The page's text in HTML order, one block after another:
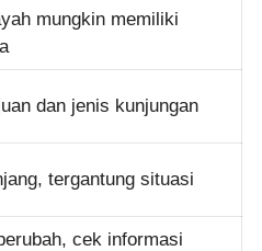
mungkin memiliki
dan jenis kunjungan
tergantung situasi
cek informasi